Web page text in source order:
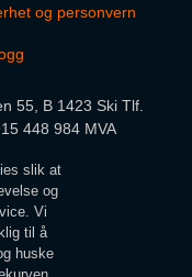
og personvern
55, B 1423 Ski Tlf.
448 984 MVA
slik at
og
Vi
til å
huske